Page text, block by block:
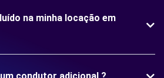
na minha locação em